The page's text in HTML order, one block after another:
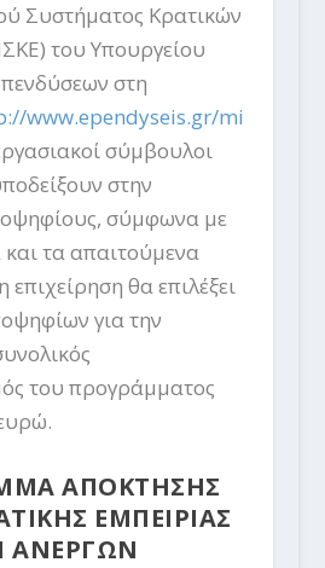
Συστήματος Κρατικών
του Υπουργείου
στη
www.ependyseis.gr/mi
σύμβουλοι
στην
σύμφωνα με
και τα απαιτούμενα
θα επιλέξει
για την
του προγράμματος
ΑΠΟΚΤΗΣΗΣ
ΕΜΠΕΙΡΙΑΣ
ΑΝΕΡΓΩΝ